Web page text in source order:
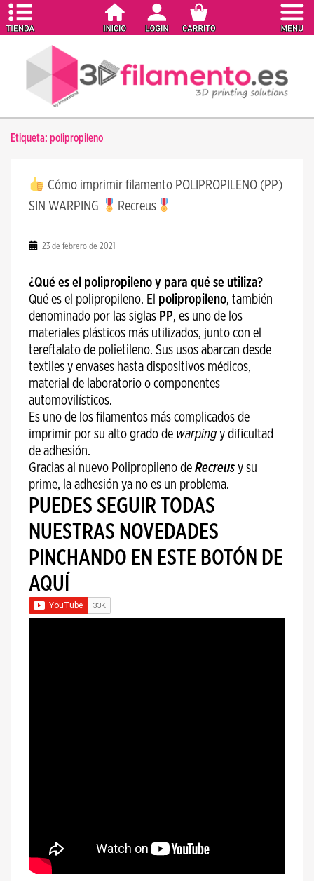
Etiqueta: polipropileno
Cómo imprimir filamento POLIPROPILENO (PP)
SIN WARPING
Recreus
23 de febrero de 2021
¿Qué es el polipropileno y para qué se utiliza?
Qué es el polipropileno. El polipropileno, también
denominado por las siglas PP, es uno de los
materiales plásticos más utilizados, junto con el
tereftalato de polietileno. Sus usos abarcan desde
textiles y envases hasta dispositivos médicos,
material de laboratorio o componentes
automovilísticos.
Es uno de los filamentos más complicados de
imprimir por su alto grado de warpingy dificultad
de adhesión.
Gracias al nuevo Polipropileno de Recreusy su
prime, la adhesión ya no es un problema.
PUEDES SEGUIR TODAS
NUESTRAS NOVEDADES
PINCHANDO EN ESTE BOTÓN DE
AQUÍ